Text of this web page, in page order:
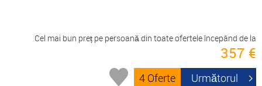
Cel mai bun preț pe persoană din toate ofertele începând de la
357 €
4 Oferte Următorul